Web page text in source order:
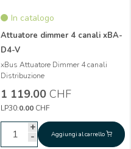
In catalogo
Attuatore dimmer 4 canali xBA-
D4-V
xBus Attuatore Dimmer 4 canali
Distribuzione
1 119.00 CHF
LP30:0.00 CHF
+
-
Aggiungi al carrello
Più informazioni
Attuatore dimmer
1 119.00
CHF
-
Aggiungi al carrello